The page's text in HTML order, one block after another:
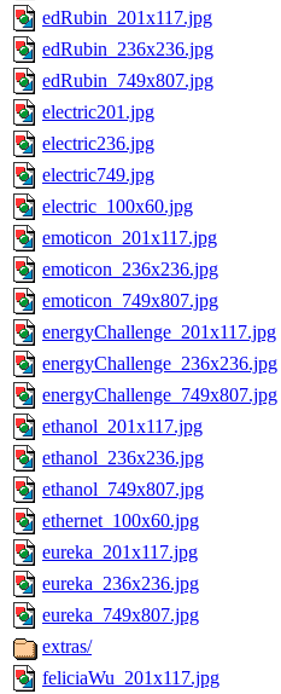
edRubin_201x117.jpg
edRubin_236x236.jpg
edRubin_749x807.jpg
electric201.jpg
electric236.jpg
electric749.jpg
electric_100x60.jpg
emoticon_201x117.jpg
emoticon_236x236.jpg
emoticon_749x807.jpg
energyChallenge_201x117.jpg
energyChallenge_236x236.jpg
energyChallenge_749x807.jpg
ethanol_201x117.jpg
ethanol_236x236.jpg
ethanol_749x807.jpg
ethernet_100x60.jpg
eureka_201x117.jpg
eureka_236x236.jpg
eureka_749x807.jpg
extras/
feliciaWu_201x117.jpg